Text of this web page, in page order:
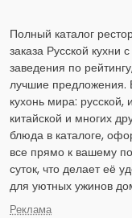
Полный каталог
заказа Русской кухни
заведения по
лучшие
кухонь мира: русской,
китайской и многих
блюда в каталоге,
все прямо к вашему
суток, что делает её
для уютных ужинов
Реклама